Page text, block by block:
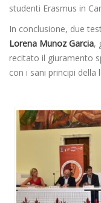
studenti Erasmus in
In conclusione, due
Lorena Munoz Garcia,
recitato il giuramento
con i sani principi della